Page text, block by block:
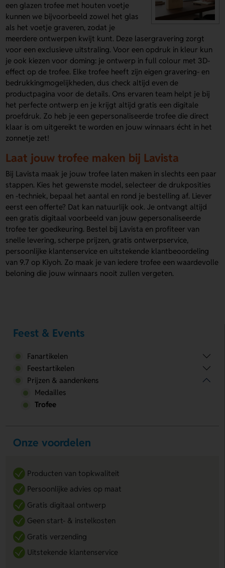
een glazen trofee met houten voetje
kunnen we bijvoorbeeld zowel het glas
als het voetje graveren, zodat je
meerdere ontwerpen kwijt kunt. Deze lasergravering zorgt
voor een exclusieve uitstraling. Voor een opdruk in kleur kun
je ook kiezen voor doming: je ontwerp in full colour met 3D-
effect op de trofee. Elke trofee heeft zijn eigen gravering- en
bedrukkingmogelijkheden, dus check altijd even de
productpagina voor de details. Ons ervaren team helpt je bij
het perfecte ontwerp en je krijgt altijd gratis een digitale
proefdruk. Zo heb je een gepersonaliseerde trofee die direct
klaar is om uitgereikt te worden en jouw winnaars écht in het
zonnetje zet!
Laat jouw trofee maken bij Lavista
Bij Lavista maak je jouw trofee laten maken in slechts een paar
stappen. Kies het gewenste model, selecteer de drukposities
en -techniek, bepaal het aantal en rond je bestelling af. Liever
eerst een offerte? Dat kan natuurlijk ook. Je ontvangt altijd
een gratis digitaal voorbeeld van jouw gepersonaliseerde
trofee ter goedkeuring. Bestel bij Lavista en profiteer van
snelle levering, scherpe prijzen, gratis ontwerpservice,
persoonlijke klantenservice en uitstekende klantbeoordeling
van 9.7 op Kiyoh. Zo maak je van iedere trofee een waardevolle
beloning die jouw winnaars nooit zullen vergeten.
Feest & Events
Fanartikelen
Feestartikelen
Prijzen & aandenkens
Medailles
Trofee
Onze voordelen
Producten van topkwaliteit
Persoonlijke advies op maat
Gratis digitaal ontwerp
Geen start- & instelkosten
Gratis verzending
Uitstekende klantenservice